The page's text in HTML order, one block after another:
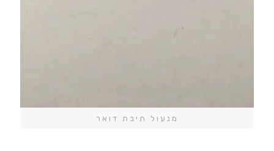
מנעול תיבת דואר